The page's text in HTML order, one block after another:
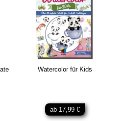
Watercolor für Kids
ab 17,99 €